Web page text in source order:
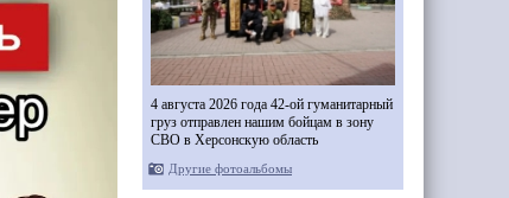
4 августа 2026 года 42-ой гуманитарный
груз отправлен нашим бойцам в зону
СВО в Херсонскую область
Другие фотоальбомы